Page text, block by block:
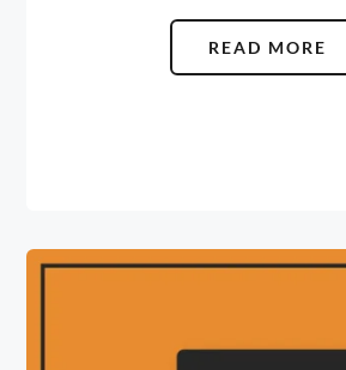
READ MORE